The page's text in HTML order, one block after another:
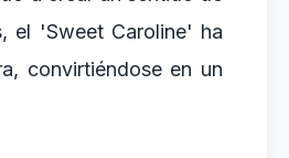
el 'Sweet Caroline' ha
convirtiéndose en un